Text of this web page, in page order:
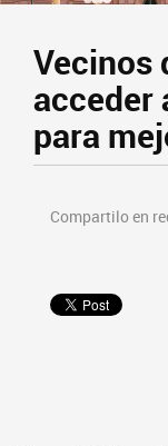
Vecinos
acceder
para
Compartilo en